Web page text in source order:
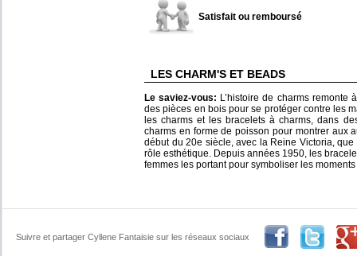
Satisfait ou remboursé
LES CHARM'S ET BEADS
Le saviez-vous: L’histoire de charms remonte
des pièces en bois pour se protéger contre les
les charms et les bracelets à charms, dans
charms en forme de poisson pour montrer aux
début du 20e siècle, avec la Reine Victoria,
rôle esthétique. Depuis années 1950, les
femmes les portant pour symboliser les
Suivre et partager Cyllene Fantaisie sur les réseaux sociaux